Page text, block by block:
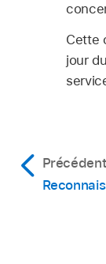
Cette
jour
Précédent